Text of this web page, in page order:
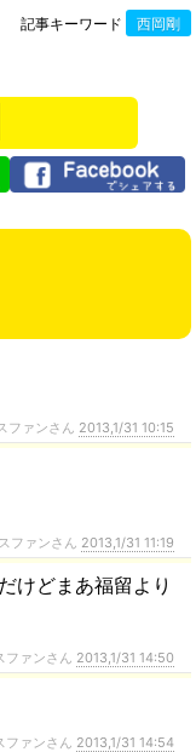
記事キーワード 西岡剛
ァンさん 2013,1/31 10:15
ファンさん 2013,1/31 11:19
けどまあ福留より
ァンさん 2013,1/31 14:50
ァンさん 2013,1/31 14:54